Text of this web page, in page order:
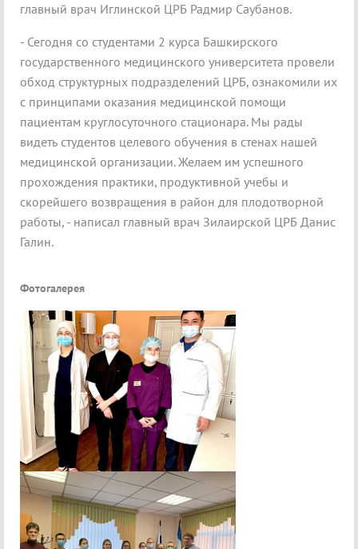
главный врач Иглинской ЦРБ Радмир Саубанов.
- Сегодня со студентами 2 курса Башкирского
государственного медицинского университета провели
обход структурных подразделений ЦРБ, ознакомили их
с принципами оказания медицинской помощи
пациентам круглосуточного стационара. Мы рады
видеть студентов целевого обучения в стенах нашей
медицинской организации. Желаем им успешного
прохождения практики, продуктивной учебы и
скорейшего возвращения в район для плодотворной
работы, - написал главный врач Зилаирской ЦРБ Данис
Галин.
Фотогалерея